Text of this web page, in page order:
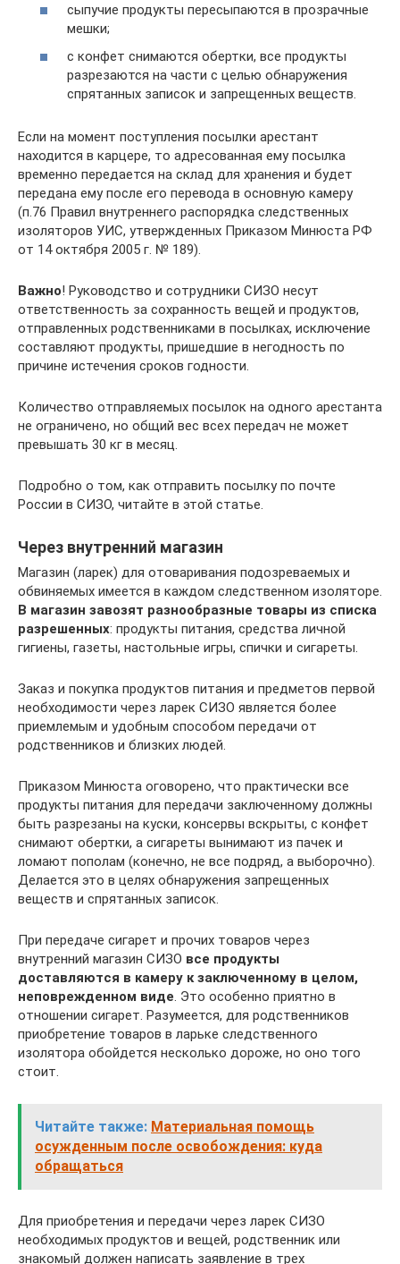
сыпучие продукты пересыпаются в прозрачные
мешки;
с конфет снимаются обертки, все продукты
разрезаются на части с целью обнаружения
спрятанных записок и запрещенных веществ.
Если на момент поступления посылки арестант
находится в карцере, то адресованная ему посылка
временно передается на склад для хранения и будет
передана ему после его перевода в основную камеру
(п.76 Правил внутреннего распорядка следственных
изоляторов УИС, утвержденных Приказом Минюста РФ
от 14 октября 2005 г. № 189).
Важно! Руководство и сотрудники СИЗО несут
ответственность за сохранность вещей и продуктов,
отправленных родственниками в посылках, исключение
составляют продукты, пришедшие в негодность по
причине истечения сроков годности.
Количество отправляемых посылок на одного арестанта
не ограничено, но общий вес всех передач не может
превышать 30 кг в месяц.
Подробно о том, как отправить посылку по почте
России в СИЗО, читайте в этой статье.
Через внутренний магазин
Магазин (ларек) для отоваривания подозреваемых и
обвиняемых имеется в каждом следственном изоляторе.
В магазин завозят разнообразные товары из списка
разрешенных: продукты питания, средства личной
гигиены, газеты, настольные игры, спички и сигареты.
Заказ и покупка продуктов питания и предметов первой
необходимости через ларек СИЗО является более
приемлемым и удобным способом передачи от
родственников и близких людей.
Приказом Минюста оговорено, что практически все
продукты питания для передачи заключенному должны
быть разрезаны на куски, консервы вскрыты, с конфет
снимают обертки, а сигареты вынимают из пачек и
ломают пополам (конечно, не все подряд, а выборочно).
Делается это в целях обнаружения запрещенных
веществ и спрятанных записок.
При передаче сигарет и прочих товаров через
внутренний магазин СИЗО все продукты
доставляются в камеру к заключенному в целом,
неповрежденном виде. Это особенно приятно в
отношении сигарет. Разумеется, для родственников
приобретение товаров в ларьке следственного
изолятора обойдется несколько дороже, но оно того
стоит.
Читайте также: Материальная помощь
осужденным после освобождения: куда
обращаться
Для приобретения и передачи через ларек СИЗО
необходимых продуктов и вещей, родственник или
знакомый должен написать заявление в трех